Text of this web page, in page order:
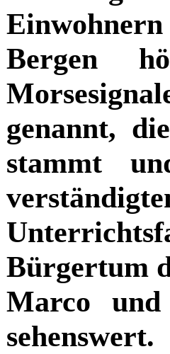
Bergen
genannt,
stammt
Bürgertum
Marco
sehenswert.